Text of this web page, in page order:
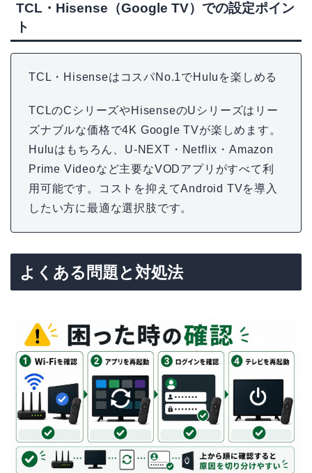
TCL・Hisense（Google TV）での設定ポイン
ト
TCL・HisenseはコスパNo.1でHuluを楽しめる
TCLのCシリーズやHisenseのUシリーズはリー
ズナブルな価格で4K Google TVが楽しめます。
Huluはもちろん、U-NEXT・Netflix・Amazon
Prime Videoなど主要なVODアプリがすべて利
用可能です。コストを抑えてAndroid TVを導入
したい方に最適な選択肢です。
よくある問題と対処法